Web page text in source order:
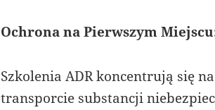
Ochrona na Pierwszym
Szkolenia ADR koncentrują się
transporcie substancji